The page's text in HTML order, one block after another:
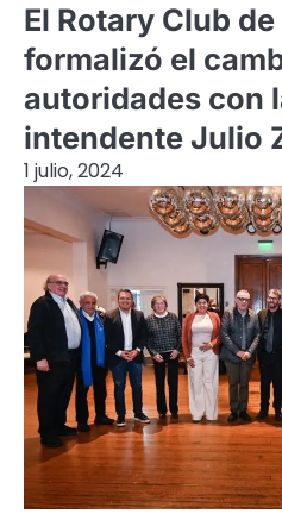
El Rotary Club de
formalizó el
autoridades con
intendente Julio
1 julio, 2024